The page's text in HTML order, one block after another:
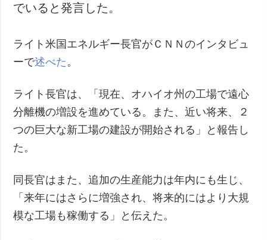
でいると発言した。
ライト米国エネルギー長官がＣＮＮのインタビュ
ーで述べた 。
ライト長官は、「現在、オハイオ州の工場で遠心
分離機の増設を進めている。また、近い将来、２
つの巨大な新工場の建設が開始される」と報告し
た。
同長官はまた、追加の生産能力は年内にも生じ、
「来年にはさらに増強され、将来的にはより大規
模な工場も稼働する」と伝えた。